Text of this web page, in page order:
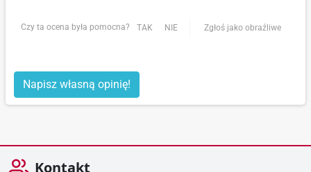
Czy ta ocena była pomocna? TAK NIE Zgłoś jako obraźliwe
Napisz własną opinię!
Kontakt